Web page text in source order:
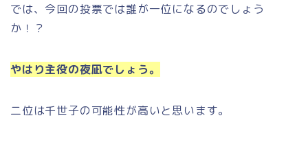
では、今回の投票では誰が一位になるのでしょう
か！？
やはり主役の夜凪でしょう。
二位は千世子の可能性が高いと思います。